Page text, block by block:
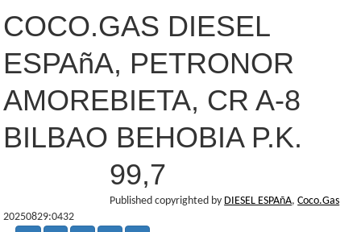
COCO.GAS DIESEL
ESPAñA, PETRONOR
AMOREBIETA, CR A-8
BILBAO BEHOBIA P.K.
99,7
Published copyrighted by DIESEL ESPAñA,Coco.Gas
20250829:0432